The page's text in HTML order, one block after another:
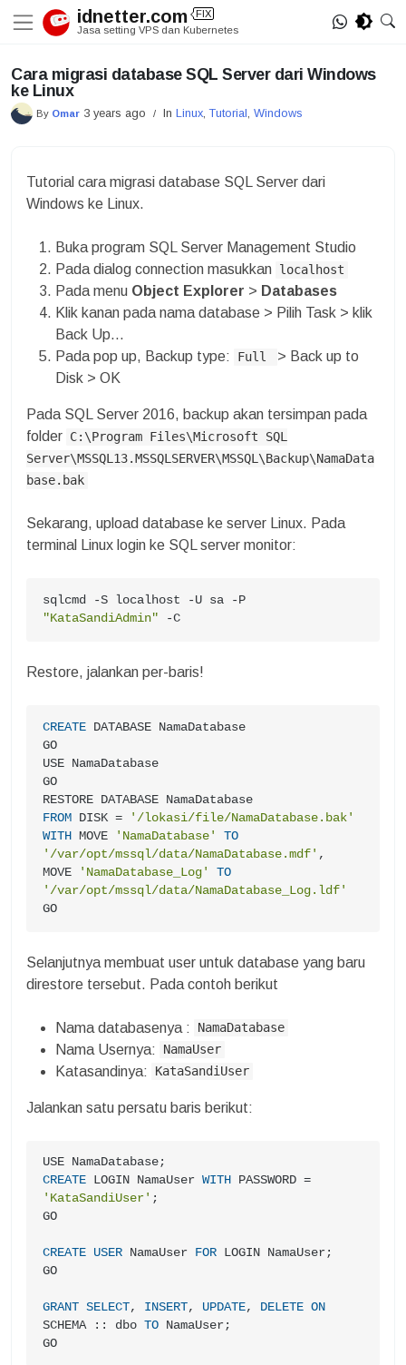
idnetter.com FIX
Jasa setting VPS dan Kubernetes
Cara migrasi database SQL Server dari Windows
ke Linux
By Omar 3 years ago / In Linux,Tutorial, Windows
Tutorial cara migrasi database SQL Server dari
Windows ke Linux.
Buka program SQL Server Management Studio
Pada dialog connection masukkan localhost
Pada menu Object Explorer > Databases
Klik kanan pada nama database > Pilih Task > klik
Back Up…
Pada pop up, Backup type:
Full
> Back up to
Disk > OK
Pada SQL Server 2016, backup akan tersimpan pada
folder C:\Program Files\Microsoft SQL
Server\MSSQL13.MSSQLSERVER\MSSQL\Backup\NamaData
base.bak
Sekarang, upload database ke server Linux. Pada
terminal Linux login ke SQL server monitor:
sqlcmd -S localhost -U sa -P
"KataSandiAdmin" -C
Restore, jalankan per-baris!
CREATE DATABASE NamaDatabase
GO
USE NamaDatabase
GO
RESTORE DATABASE NamaDatabase
FROM DISK =
'/lokasi/file/NamaDatabase.bak'
WITH
MOVE 'NamaDatabase'
TO
'/var/opt/mssql/data/NamaDatabase.mdf' ,
MOVE
'NamaDatabase_Log'
TO
'/var/opt/mssql/data/NamaDatabase_Log.ldf'
GO
Selanjutnya membuat user untuk database yang baru
direstore tersebut. Pada contoh berikut
Nama databasenya : NamaDatabase
Nama Usernya: NamaUser
Katasandinya: KataSandiUser
Jalankan satu persatu baris berikut:
CREATE LOGIN NamaUser WITH PASSWORD =
'KataSandiUser' ;
GO
CREATE USER NamaUser FOR LOGIN NamaUser;
GO
GRANT SELECT, INSERT, UPDATE, DELETE ON
SCHEMA :: dbo TO NamaUser;
GO